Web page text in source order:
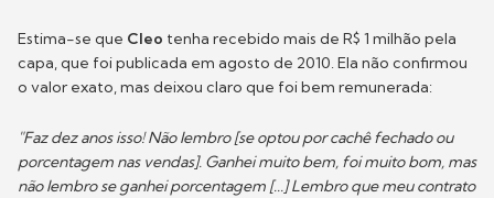
Estima-se que Cleo tenha recebido mais de R$ 1 milhão pela
capa, que foi publicada em agosto de 2010. Ela não confirmou
o valor exato, mas deixou claro que foi bem remunerada:
"Faz dez anos isso! Não lembro [se optou por cachê fechado ou
porcentagem nas vendas]. Ganhei muito bem, foi muito bom, mas
não lembro se ganhei porcentagem [...] Lembro que meu contrato